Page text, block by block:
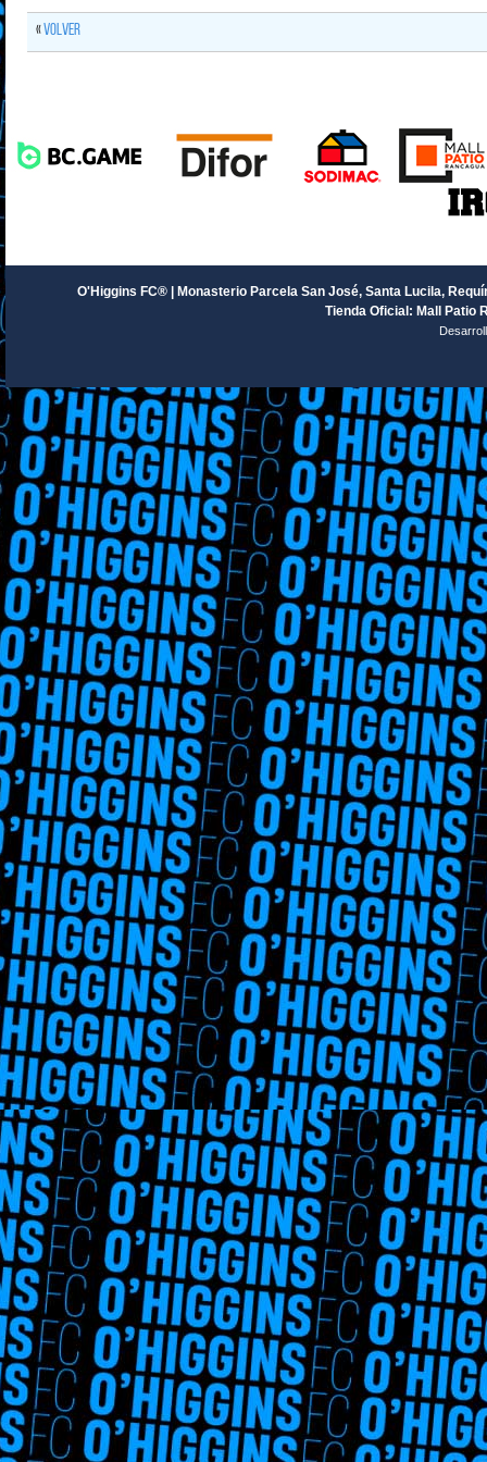
«Volver
O'Higgins FC® | Monasterio Parcela San José, Santa Lucila,
Tienda Oficial: Mall Patio